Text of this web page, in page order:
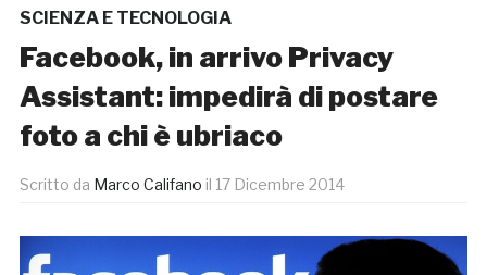
SCIENZA E TECNOLOGIA
Facebook, in arrivo Privacy
Assistant: impedirà di postare
foto a chi è ubriaco
Scritto da Marco Califano il 17 Dicembre 2014